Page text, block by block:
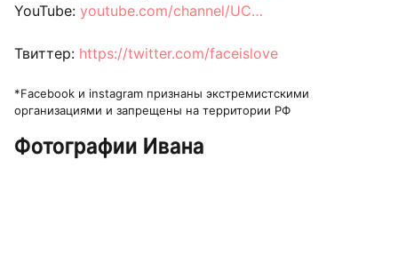
YouTube: youtube.com/channel/UC…
Твиттер: https://twitter.com/faceislove
*Facebook и instagram признаны экстремистскими
организациями и запрещены на территории РФ
Фотографии Ивана